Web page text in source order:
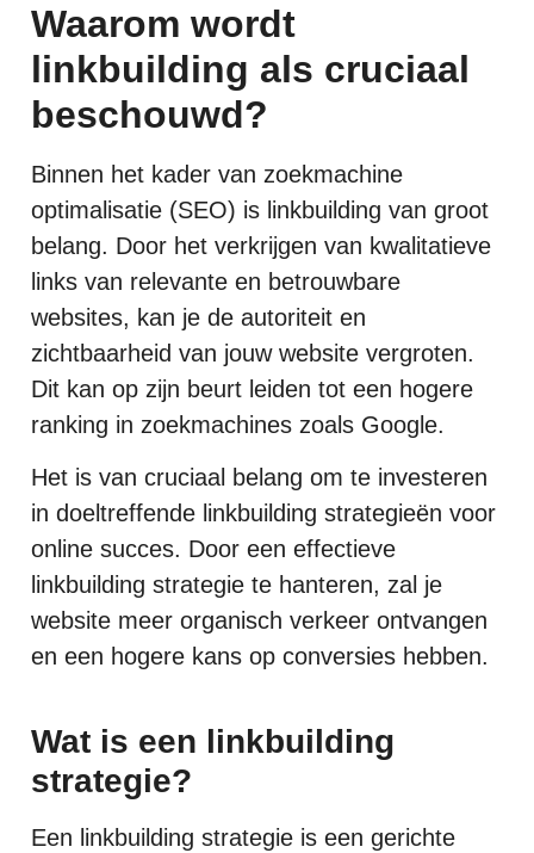
Waarom wordt
linkbuilding als cruciaal
beschouwd?
Binnen het kader van zoekmachine
optimalisatie (SEO) is linkbuilding van groot
belang. Door het verkrijgen van kwalitatieve
links van relevante en betrouwbare
websites, kan je de autoriteit en
zichtbaarheid van jouw website vergroten.
Dit kan op zijn beurt leiden tot een hogere
ranking in zoekmachines zoals Google.
Het is van cruciaal belang om te investeren
in doeltreffende linkbuilding strategieën voor
online succes. Door een effectieve
linkbuilding strategie te hanteren, zal je
website meer organisch verkeer ontvangen
en een hogere kans op conversies hebben.
Wat is een linkbuilding
strategie?
Een linkbuilding strategie is een gerichte